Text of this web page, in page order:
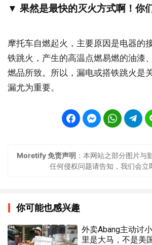
▼ 果然是最快的灭火方式啊！你
摩托车自燃起火，主要原因是电器的
铁跳火，产生的高温点燃易燃的油漆
燃品所致。所以，漏电或搭铁跳火是
漏尤为重要。
Moretify 免责声明 ：本网站之部分图片与
任何侵权问题请告知，我们会立
你可能也感兴趣
外卖Abang主动讨
里是大马，不是美